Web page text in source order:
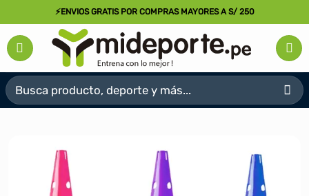
al
contenido
⚡ENVIOS GRATIS POR COMPRAS MAYORES A S/ 250
Buscar
por: